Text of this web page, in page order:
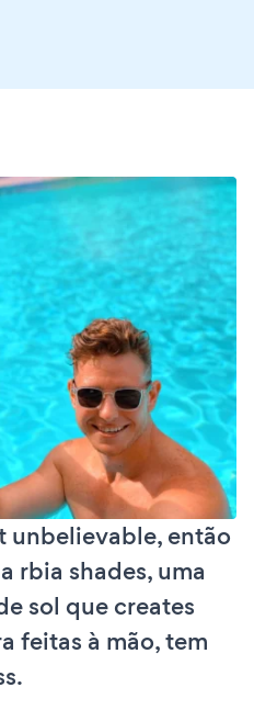
unbelievable, então
rbia shades, uma
sol que creates
feitas à mão, tem